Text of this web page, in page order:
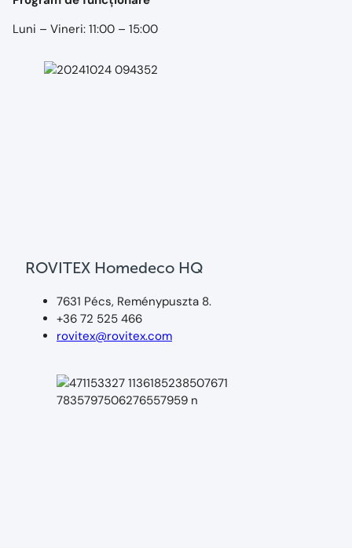
Luni – Vineri: 11:00 – 15:00
ROVITEX Homedeco HQ
7631 Pécs, Reménypuszta 8.
+36 72 525 466
rovitex@rovitex.com